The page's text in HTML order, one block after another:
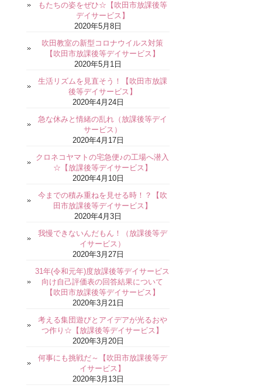
もたちの姿をぜひ☆【吹田市放課後等
デイサービス】
2020年5月8日
吹田教室の新型コロナウイルス対策
【吹田市放課後等デイサービス】
2020年5月1日
生活リズムを見直そう！【吹田市放課
後等デイサービス】
2020年4月24日
急な休みと情緒の乱れ（放課後等デイ
サービス）
2020年4月17日
クロネコヤマトの宅急便♪の工場へ潜入
☆【放課後等デイサービス】
2020年4月10日
今までの積み重ねを見せる時！？【吹
田市放課後等デイサービス】
2020年4月3日
我慢できないんだもん！（放課後等デ
イサービス）
2020年3月27日
31年(令和元年)度放課後等デイサービス
向け自己評価表の回答結果について
【吹田市放課後等デイサービス】
2020年3月21日
考える集団遊びとアイデアが光るおや
つ作り☆【放課後等デイサービス】
2020年3月20日
何事にも挑戦だ～【吹田市放課後等デ
イサービス】
2020年3月13日